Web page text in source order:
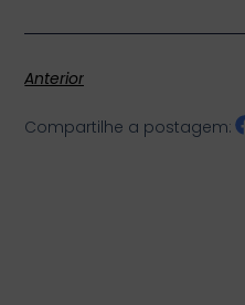
Anterior
Compartilhe a postagem: